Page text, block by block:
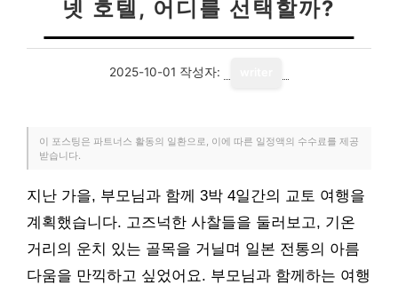
넷 호텔, 어디를 선택할까?
2025-10-01 작성자:
이 포스팅은 파트너스 활동의 일환으로, 이에 따른 일정액의 수수료를 제공
받습니다.
지난 가을, 부모님과 함께 3박 4일간의 교토 여행을
계획했습니다. 고즈넉한 사찰들을 둘러보고, 기온
거리의 운치 있는 골목을 거닐며 일본 전통의 아름
다움을 만끽하고 싶었어요. 부모님과 함께하는 여행